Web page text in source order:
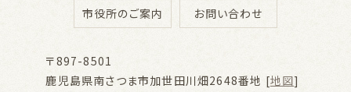
市役所のご案内 お問い合わせ
〒897-8501
鹿児島県南さつま市加世田川畑2648番地 [地図]